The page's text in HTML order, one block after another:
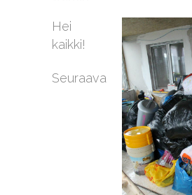
Hei
kaikki!
Seuraava